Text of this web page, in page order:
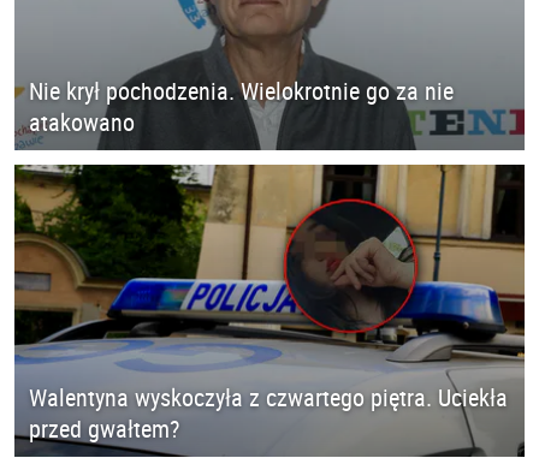
Nie krył pochodzenia. Wielokrotnie go za nie
atakowano
Walentyna wyskoczyła z czwartego piętra. Uciekła
przed gwałtem?